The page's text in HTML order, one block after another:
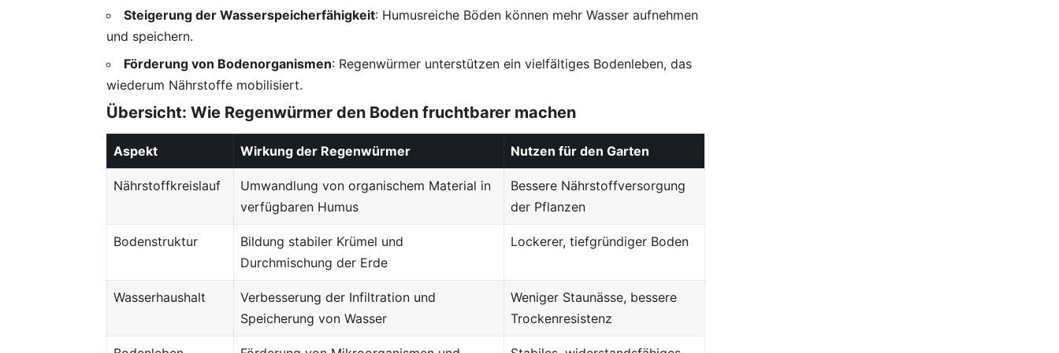
Steigerung der Wasserspeicherfähigkeit: Humusreiche Böden können mehr Wasser aufnehmen
und speichern.
Förderung von Bodenorganismen: Regenwürmer unterstützen ein vielfältiges Bodenleben, das
wiederum Nährstoffe mobilisiert.
Übersicht: Wie Regenwürmer den Boden fruchtbarer machen
Aspekt Wirkung der Regenwürmer Nutzen für den Garten
Nährstoffkreislauf
Umwandlung von organischem Material in
verfügbaren Humus
Bessere Nährstoffversorgung
der Pflanzen
Bodenstruktur
Bildung stabiler Krümel und
Durchmischung der Erde
Lockerer, tiefgründiger Boden
Wasserhaushalt
Verbesserung der Infiltration und
Speicherung von Wasser
Weniger Staunässe, bessere
Trockenresistenz